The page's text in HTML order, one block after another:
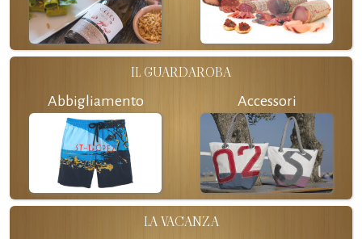
IL GUARDAROBA
Abbigliamento Accessori
LA VACANZA